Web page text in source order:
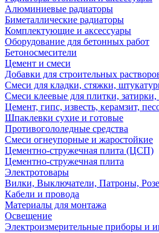
Алюминиевые радиаторы
Биметаллические радиаторы
Комплектующие и аксессуары
Оборудование для бетонных работ
Бетоносмесители
Цемент и смеси
Добавки для строительных
Смеси для кладки, стяжки,
Смеси клеевые для плитки,
Цемент, гипс, известь, керамзит,
Шпаклевки сухие и готовые
Противогололедные средства
Смеси огнеупорные и жаростойкие
Цементно-стружечная плита (ЦСП)
Цементно-стружечная плита
Электротовары
Вилки, Выключатели, Патроны,
Кабели и провода
Материалы для монтажа
Освещение
Электроизмерительные приборы и